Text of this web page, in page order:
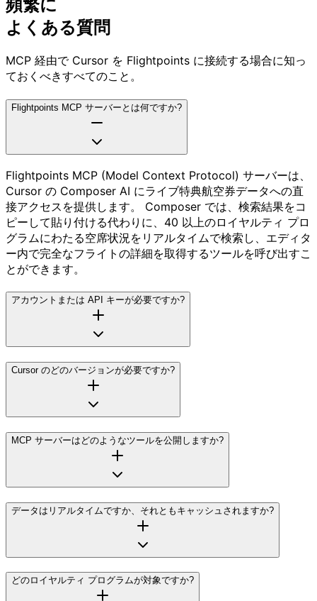
頻繁に
よくある質問
MCP 経由で Cursor を Flightpoints に接続する場合に知っ
ておくべきすべてのこと。
Flightpoints MCP サーバーとは何ですか?
Flightpoints MCP (Model Context Protocol) サーバーは、
Cursor の Composer AI にライブ特典航空券データへの直
接アクセスを提供します。 Composer では、検索結果をコ
ピーして貼り付ける代わりに、40 以上のロイヤルティ プロ
グラムにわたる空席状況をリアルタイムで検索し、エディタ
ー内で完全なフライトの詳細を取得するツールを呼び出すこ
とができます。
アカウントまたは API キーが必要ですか?
Cursor のどのバージョンが必要ですか?
MCP サーバーはどのようなツールを公開しますか?
データはリアルタイムですか、それともキャッシュされますか?
どのロイヤルティ プログラムが対象ですか?